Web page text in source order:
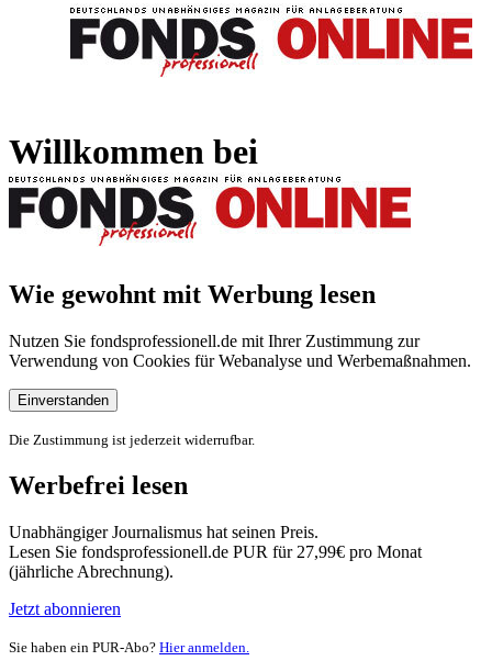
Willkommen bei
Wie gewohnt mit Werbung lesen
Nutzen Sie fondsprofessionell.de mit Ihrer Zustimmung zur
Verwendung von Cookies für Webanalyse und Werbemaßnahmen.
Einverstanden
Die Zustimmung ist jederzeit widerrufbar.
Werbefrei lesen
Unabhängiger Journalismus hat seinen Preis.
Lesen Sie fondsprofessionell.de PUR für 27,99€ pro Monat
(jährliche Abrechnung).
Jetzt abonnieren
Sie haben ein PUR-Abo? Hier anmelden.